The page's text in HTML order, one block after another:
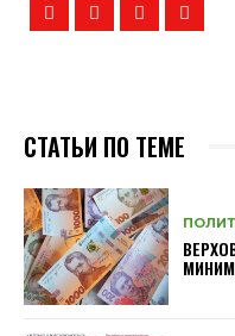
СТАТЬИ ПО ТЕМЕ